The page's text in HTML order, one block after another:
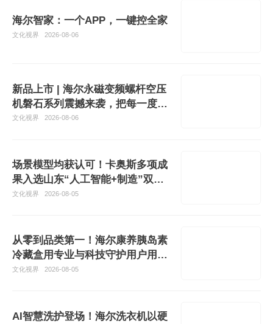
海尔智家：一个APP，一键控全家
文化视界 2026-08-06
新品上市 | 海尔永磁变频螺杆空压
机磐石系列震撼来袭，把每一度电
都
文化视界 2026-08-06
场景模型均获认可！卡奥斯多项成
果入选山东“人工智能+制造”双百
清单
文化视界 2026-08-05
从零到品类第一！海尔康养胰岛素
冷藏盒用专业与科技守护用户用药
安心
文化视界 2026-08-05
AI智慧洗护登场！海尔洗衣机以硬